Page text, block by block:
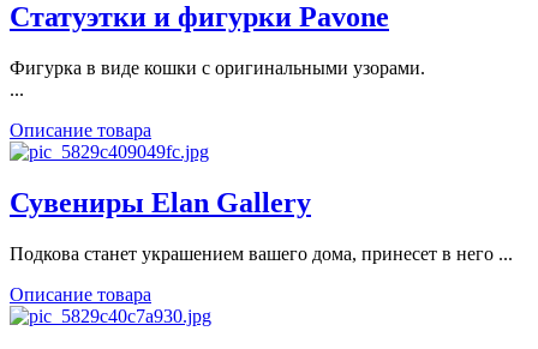
Статуэтки и фигурки Pavone
Фигурка в виде кошки с оригинальными узорами.
...
Описание товара
Сувениры Elan Gallery
Подкова станет украшением вашего дома, принесет в него ...
Описание товара